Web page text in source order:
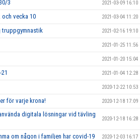
3 2021-03-09 16:10
vecka 10 2021-03-04 11:20
truppgymnastik 2021-02-16 19:10
2021-01-25 11:56
2021-01-20 15:04
2021-01-04 12:28
2020-12-22 10:53
för varje krona! 2020-12-18 17:09
digitala lösningar vid tävling
2020-12-18 16:28
om någon i familjen har covid-19 2020-12-03 16:17